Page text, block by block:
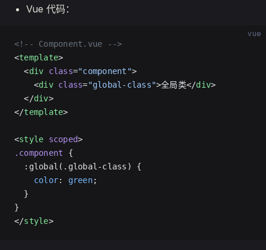
Vue 代码：
vue
<!-- Component.vue -->
<template>
  <
div class="component">
    <
div class="global-class">全局类</div>
  </
div>
</template>
<style scoped>
.component {
  :global(.global-class) {
    color
: green;
  }
}
</style>